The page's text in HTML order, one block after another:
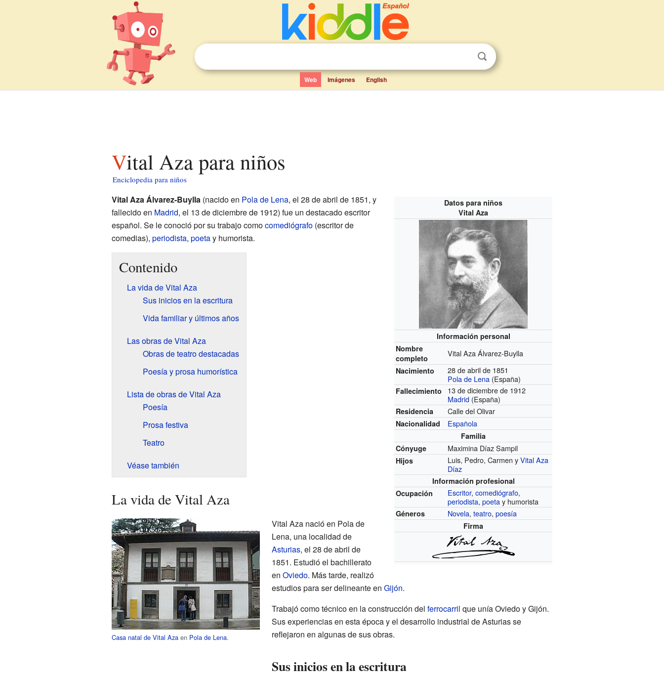
Web Imágenes English
Vital Aza para niños
Enciclopedia para niños
Datos para niños
Vital Aza
Información personal
Nombre
completo
Vital Aza Álvarez-Buylla
Nacimiento
28 de abril de 1851
Pola de Lena (España)
Fallecimiento
13 de diciembre de 1912
Madrid (España)
Residencia Calle del Olivar
Nacionalidad Española
Familia
Cónyuge
Maximina Díaz Sampil
Hijos Luis, Pedro, Carmen yVital Aza
Díaz
Información profesional
Ocupación
Escritor,comediógrafo,
periodista,poetay humorista
Géneros Novela,teatro,poesía
Firma
Vital Aza Álvarez-Buylla(nacido en Pola de Lena, el 28 de abril de 1851, y
fallecido en Madrid, el 13 de diciembre de 1912) fue un destacado escritor
español. Se le conoció por su trabajo comocomediógrafo(escritor de
comedias), periodista, poetay humorista.
Contenido
La vida de Vital Aza
Sus inicios en la escritura
Vida familiar y últimos años
Las obras de Vital Aza
Obras de teatro destacadas
Poesía y prosa humorística
Lista de obras de Vital Aza
Poesía
Prosa festiva
Teatro
Véase también
La vida de Vital Aza
Casa natal de Vital Azaen Pola de Lena.
Vital Aza nació en Pola de
Lena, una localidad de
Asturias, el 28 de abril de
1851. Estudió el bachillerato
en Oviedo. Más tarde, realizó
estudios para ser delineante en Gijón.
Trabajó como técnico en la construcción del ferrocarril que unía Oviedo y Gijón.
Sus experiencias en esta época y el desarrollo industrial de Asturias se
reflejaron en algunas de sus obras.
Sus inicios en la escritura